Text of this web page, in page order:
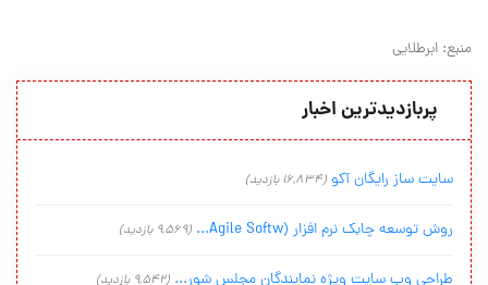
منبع: ابرطلایی
پربازدیدترین اخبار
سایت ساز رایگان آکو (16,834 بازدید)
روش توسعه چابک نرم افزار (Agile Softw... (9,569 بازدید)
طراحی وب سایت ویژه نمایندگان مجلس شور... (9,542 بازدید)